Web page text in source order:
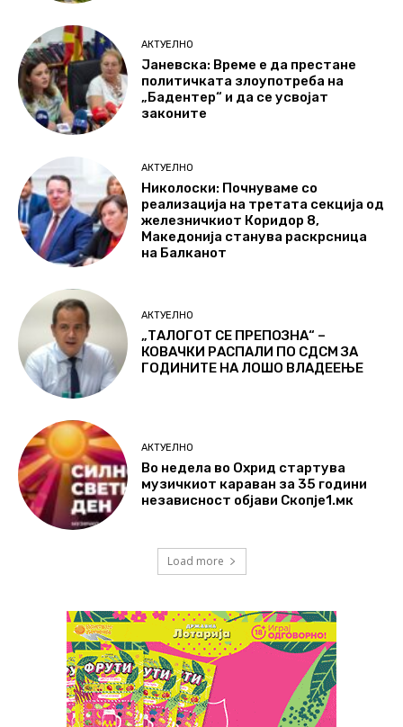
АКТУЕЛНО
Јаневска: Време е да престане
политичката злоупотреба на
„Бадентер“ и да се усвојат
законите
АКТУЕЛНО
Николоски: Почнуваме со
реализација на третата секција од
железничкиот Коридор 8,
Македонија станува раскрсница
на Балканот
АКТУЕЛНО
„ТАЛОГОТ СЕ ПРЕПОЗНА“ –
КОВАЧКИ РАСПАЛИ ПО СДСМ ЗА
ГОДИНИТЕ НА ЛОШО ВЛАДЕЕЊЕ
АКТУЕЛНО
Во недела во Охрид стартува
музичкиот караван за 35 години
независност објави Скопје1.мк
Load more